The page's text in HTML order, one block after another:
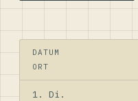
DATUM
ORT
1. Di.